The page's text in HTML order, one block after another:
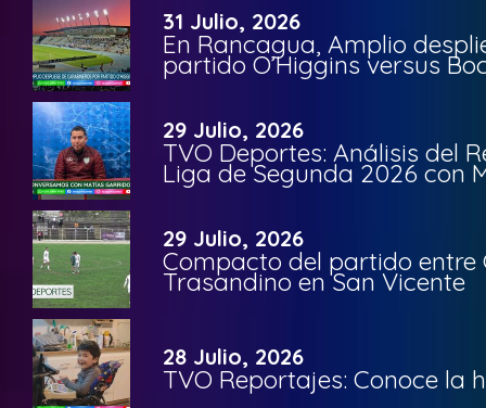
31 Julio, 2026
En Rancagua, Amplio
partido O’Higgins versus
29 Julio, 2026
TVO Deportes: Análisis del
Liga de Segunda 2026 con
29 Julio, 2026
Compacto del partido entre
Trasandino en San Vicente
28 Julio, 2026
TVO Reportajes: Conoce la